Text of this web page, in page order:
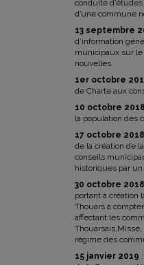
conduite
d’une commune
13 septembre
d’information
municipaux sur
nouvelles.
1er octobre
de Charte aux
10 octobre 2018
la population des
17 octobre 2018
de la création de
conseils
historiques par
30 octobre 2018
portant à création
Thouars à
affectant les
régime des
15 janvier 2019